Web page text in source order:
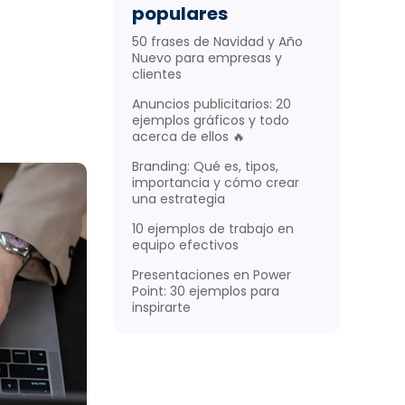
populares
50 frases de Navidad y Año
Nuevo para empresas y
clientes
Anuncios publicitarios: 20
ejemplos gráficos y todo
acerca de ellos 🔥
Branding: Qué es, tipos,
importancia y cómo crear
una estrategia
10 ejemplos de trabajo en
equipo efectivos
Presentaciones en Power
Point: 30 ejemplos para
inspirarte